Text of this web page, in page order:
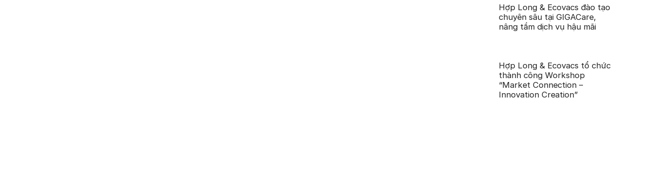
Hợp Long & Ecovacs đào tạo
chuyên sâu tại GIGACare,
nâng tầm dịch vụ hậu mãi
Hợp Long & Ecovacs tổ chức
thành công Workshop
“Market Connection –
Innovation Creation”